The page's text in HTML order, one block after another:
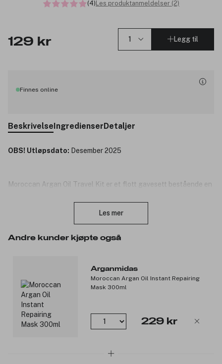
(4)Les produktanmeldelser (2)
129 kr Legg til
Finnes online
BeskrivelseIngredienserDetaljer
OBS! Utløpsdato: Desember 2025
Moroccan Argan Oil Travel Kit er et flott gavesett bestående en
shampoo som gir håret ditt nytt liv og glød. Shampooen er
Moroccan Argan Oil Clear Hydrating Conditioner 50ml: En
spesiallaget balsam for å rette ut og fukte håret. Denne
fantastiske balsamen er laget av en unik blanding av
ingredienser; vitamin E, arganolje, proteiner og keratin.
Produktnummer: 3241545
Les mer
Andre kunder kjøpte også
Arganmidas
Moroccan Argan Oil Instant Repairing
Mask 300ml
229 kr